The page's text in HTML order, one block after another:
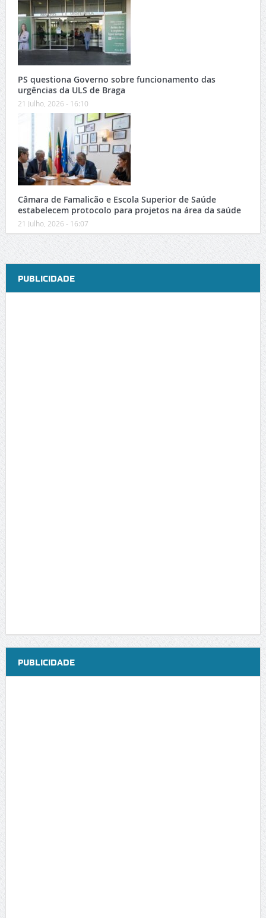
PS questiona Governo sobre funcionamento das
urgências da ULS de Braga
21 Julho, 2026 - 16:10
Câmara de Famalicão e Escola Superior de Saúde
estabelecem protocolo para projetos na área da saúde
21 Julho, 2026 - 16:07
PUBLICIDADE
PUBLICIDADE